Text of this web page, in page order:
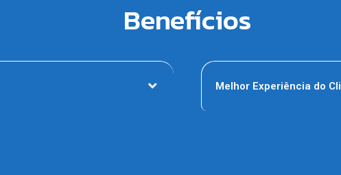
Benefícios
Melhor Experiência do